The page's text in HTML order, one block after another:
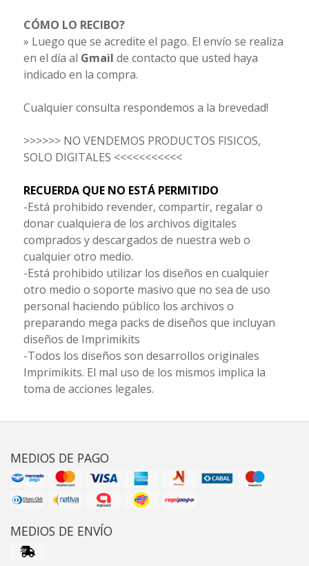
CÓMO LO RECIBO?
» Luego que se acredite el pago. El envío se realiza
en el día al Gmail de contacto que usted haya
indicado en la compra.
Cualquier consulta respondemos a la brevedad!
>>>>>> NO VENDEMOS PRODUCTOS FISICOS,
SOLO DIGITALES <<<<<<<<<<<
RECUERDA QUE NO ESTÁ PERMITIDO
-Está prohibido revender, compartir, regalar o
donar cualquiera de los archivos digitales
comprados y descargados de nuestra web o
cualquier otro medio.
-Está prohibido utilizar los diseños en cualquier
otro medio o soporte masivo que no sea de uso
personal haciendo público los archivos o
preparando mega packs de diseños que incluyan
diseños de Imprimikits
-Todos los diseños son desarrollos originales
Imprimikits. El mal uso de los mismos implica la
toma de acciones legales.
MEDIOS DE PAGO
MEDIOS DE ENVÍO